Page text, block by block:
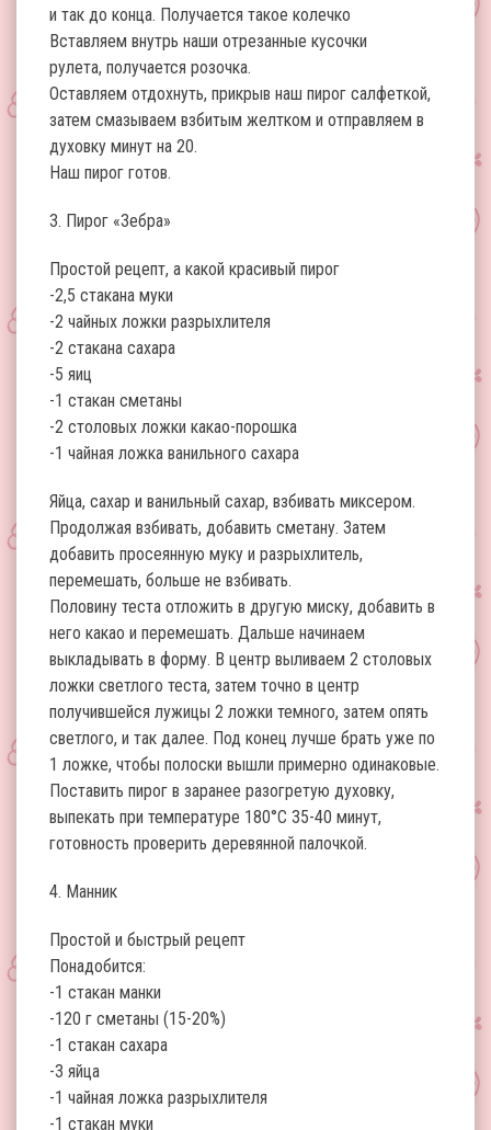
и так до конца. Получается такое колечко
Вставляем внутрь наши отрезанные кусочки
рулета, получается розочка.
Оставляем отдохнуть, прикрыв наш пирог салфеткой,
затем смазываем взбитым желтком и отправляем в
духовку минут на 20.
Наш пирог готов.
3. Пирог «Зебра»
Простой рецепт, а какой красивый пирог
-2,5 стакана муки
-2 чайных ложки разрыхлителя
-2 стакана сахара
-5 яиц
-1 стакан сметаны
-2 столовых ложки какао-порошка
-1 чайная ложка ванильного сахара
Яйца, сахар и ванильный сахар, взбивать миксером.
Продолжая взбивать, добавить сметану. Затем
добавить просеянную муку и разрыхлитель,
перемешать, больше не взбивать.
Половину теста отложить в другую миску, добавить в
него какао и перемешать. Дальше начинаем
выкладывать в форму. В центр выливаем 2 столовых
ложки светлого теста, затем точно в центр
получившейся лужицы 2 ложки темного, затем опять
светлого, и так далее. Под конец лучше брать уже по
1 ложке, чтобы полоски вышли примерно одинаковые.
Поставить пирог в заранее разогретую духовку,
выпекать при температуре 180°С 35-40 минут,
готовность проверить деревянной палочкой.
4. Манник
Простой и быстрый рецепт
Понадобится:
-1 стакан манки
-120 г сметаны (15-20%)
-1 стакан сахара
-3 яйца
-1 чайная ложка разрыхлителя
-1 стакан муки